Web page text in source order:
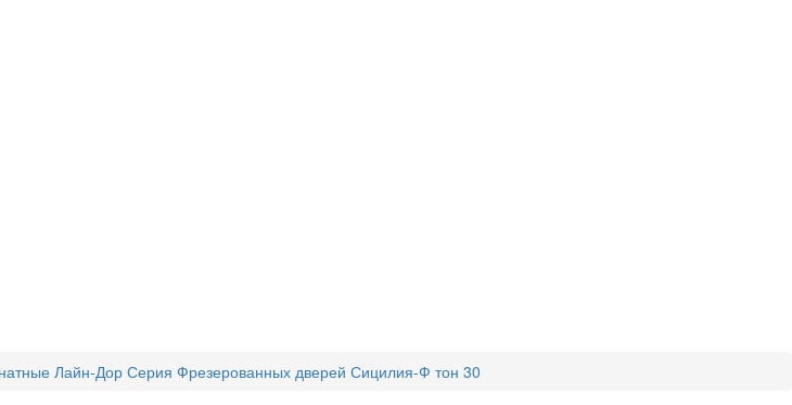
Лайн-Дор Серия Фрезерованных дверей Сицилия-Ф тон 30